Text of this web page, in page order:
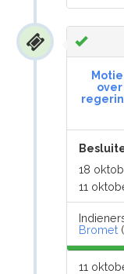
18
11
Bromet (
11